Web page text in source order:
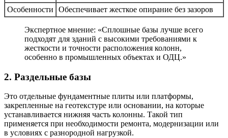
Особенности
Обеспечивает жесткое опирание без зазоров
Экспертное мнение: «Сплошные базы лучше всего
подходят для зданий с высокими требованиями к
жесткости и точности расположения колонн,
особенно в промышленных объектах и ОДЦ.»
2. Раздельные базы
Это отдельные фундаментные плиты или платформы,
закрепленные на геотекстуре или основании, на которые
устанавливается нижняя часть колонны. Такой тип
применяется при необходимости ремонта, модернизации или
в условиях с разнородной нагрузкой.